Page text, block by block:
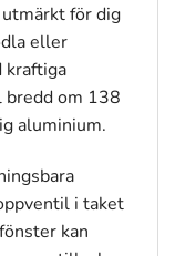
för dig
eller
kraftiga
bredd om 138
aluminium.
i taket
kan